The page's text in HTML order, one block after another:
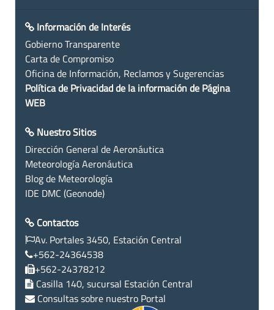
Información de Interés
Gobierno Transparente
Carta de Compromiso
Oficina de Información, Reclamos y Sugerencias
Política de Privacidad de la información de Página
WEB
Nuestro Sitios
Dirección General de Aeronáutica
Meteorología Aeronáutica
Blog de Meteorología
IDE DMC (Geonode)
Contactos
Av. Portales 3450, Estación Central
+562-24364538
+562-24378212
Casilla 140, sucursal Estación Central
Consultas sobre nuestro Portal